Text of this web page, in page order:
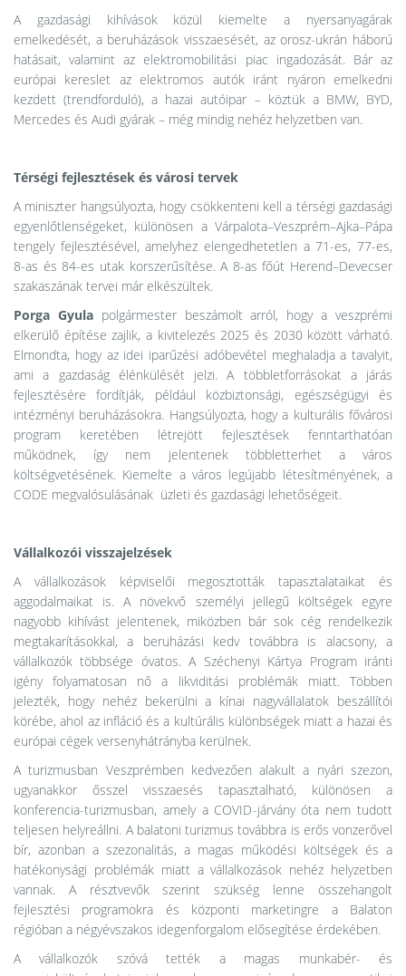
A gazdasági kihívások közül kiemelte a nyersanyagárak
emelkedését, a beruházások visszaesését, az orosz-ukrán háború
hatásait, valamint az elektromobilitási piac ingadozását. Bár az
európai kereslet az elektromos autók iránt nyáron emelkedni
kezdett (trendforduló), a hazai autóipar – köztük a BMW, BYD,
Mercedes és Audi gyárak – még mindig nehéz helyzetben van.
Térségi fejlesztések és városi tervek
A miniszter hangsúlyozta, hogy csökkenteni kell a térségi gazdasági
egyenlőtlenségeket, különösen a Várpalota–Veszprém–Ajka–Pápa
tengely fejlesztésével, amelyhez elengedhetetlen a 71-es, 77-es,
8-as és 84-es utak korszerűsítése. A 8-as főút Herend–Devecser
szakaszának tervei már elkészültek.
Porga Gyulapolgármester beszámolt arról, hogy a veszprémi
elkerülő építése zajlik, a kivitelezés 2025 és 2030 között várható.
Elmondta, hogy az idei iparűzési adóbevétel meghaladja a tavalyit,
ami a gazdaság élénkülését jelzi. A többletforrásokat a járás
fejlesztésére fordítják, például közbiztonsági, egészségügyi és
intézményi beruházásokra. Hangsúlyozta, hogy a kulturális fővárosi
program keretében létrejött fejlesztések fenntarthatóan
működnek, így nem jelentenek többletterhet a város
költségvetésének. Kiemelte a város legújabb létesítményének, a
CODE megvalósulásának üzleti és gazdasági lehetőségeit.
Vállalkozói visszajelzések
A vállalkozások képviselői megosztották tapasztalataikat és
aggodalmaikat is. A növekvő személyi jellegű költségek egyre
nagyobb kihívást jelentenek, miközben bár sok cég rendelkezik
megtakarításokkal, a beruházási kedv továbbra is alacsony, a
vállalkozók többsége óvatos. A Széchenyi Kártya Program iránti
igény folyamatosan nő a likviditási problémák miatt. Többen
jelezték, hogy nehéz bekerülni a kínai nagyvállalatok beszállítói
körébe, ahol az infláció és a kultúrális különbségek miatt a hazai és
európai cégek versenyhátrányba kerülnek.
A turizmusban Veszprémben kedvezően alakult a nyári szezon,
ugyanakkor ősszel visszaesés tapasztalható, különösen a
konferencia-turizmusban, amely a COVID-járvány óta nem tudott
teljesen helyreállni. A balatoni turizmus továbbra is erős vonzerővel
bír, azonban a szezonalitás, a magas működési költségek és a
hatékonysági problémák miatt a vállalkozások nehéz helyzetben
vannak. A résztvevők szerint szükség lenne összehangolt
fejlesztési programokra és központi marketingre a Balaton
régióban a négyévszakos idegenforgalom elősegítése érdekében.
A vállalkozók szóvá tették a magas munkabér- és